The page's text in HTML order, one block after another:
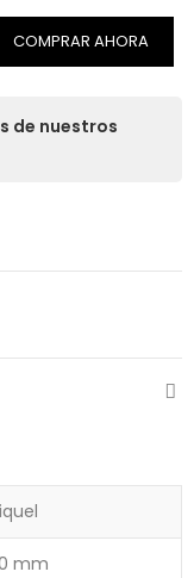
COMPRAR AHORA
de nuestros
mm